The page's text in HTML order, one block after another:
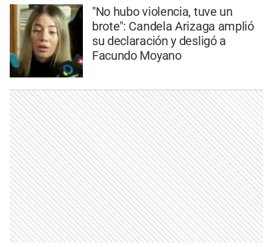
"No hubo violencia, tuve un
brote": Candela Arizaga amplió
su declaración y desligó a
Facundo Moyano